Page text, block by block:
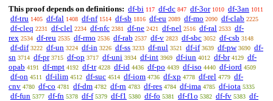
This proof depends on definitions: df-bi 117 df-dc 847 df-3or 1010 df-3an 1011
df-tru 1405 df-fal 1408 df-nf 1514 df-sb 1816 df-eu 2089 df-mo 2090 df-clab 2225
df-cleq 2231 df-clel 2234 df-nfc 2381 df-ne 2421 df-nel 2516 df-ral 2533 df-
rex 2534 df-reu 2535 df-rmo 2536 df-rab 2537 df-v 2823 df-sbc 3052 df-csb 3148
df-dif 3222 df-un 3224 df-in 3226 df-ss 3233 df-nul 3521 df-if 3639 df-pw 3690 df-
sn 3714 df-pr 3715 df-op 3717 df-uni 3934 df-int 3969 df-iun 4012 df-br 4129 df-
opab 4191 df-mpt 4192 df-tr 4228 df-id 4436 df-po 4439 df-iso 4440 df-iord 4509
df-on 4511 df-ilim 4512 df-suc 4514 df-iom 4736 df-xp 4778 df-rel 4779 df-
cnv 4780 df-co 4781 df-dm 4782 df-rn 4783 df-res 4784 df-ima 4785 df-iota 5335
df-fun 5377 df-fn 5378 df-f 5379 df-f1 5380 df-fo 5381 df-f1o 5382 df-fv 5383 df-